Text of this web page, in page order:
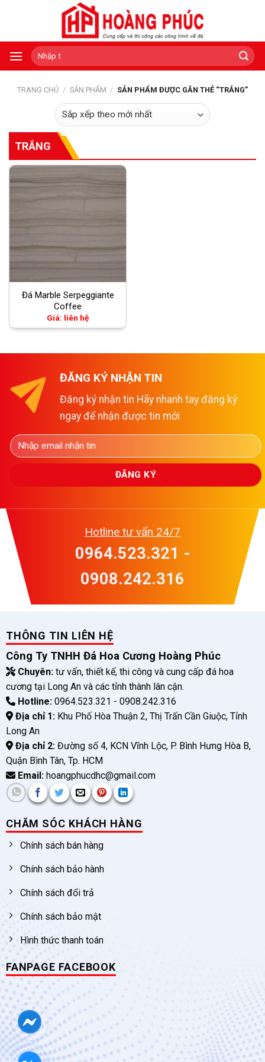
Tìm
kiếm:
TRANG CHỦ / SẢN PHẨM / SẢN PHẨM ĐƯỢC GẮN THẺ “TRẮNG”
TRẮNG
Đá Marble Serpeggiante
Coffee
Giá: liên hệ
ĐĂNG KÝ NHẬN TIN
Đăng ký nhận tin Hãy nhanh tay đăng ký
ngay để nhận được tin mới
Hotline tư vấn 24/7
0964.523.321 -
0908.242.316
THÔNG TIN LIÊN HỆ
Công Ty TNHH Đá Hoa Cương Hoàng Phúc
Chuyên:tư vấn, thiết kế, thi công và cung cấp đá hoa
cương tại Long An và các tỉnh thành lân cận.
Hotline:0964.523.321 - 0908.242.316
Địa chỉ 1:Khu Phố Hòa Thuận 2, Thị Trấn Cần Giuộc, Tỉnh
Long An
Địa chỉ 2:Đường số 4, KCN Vĩnh Lộc, P. Bình Hưng Hòa B,
Quận Bình Tân, Tp. HCM
Email:hoangphucdhc@gmail.com
CHĂM SÓC KHÁCH HÀNG
Chính sách bán hàng
Chính sách bảo hành
Chính sách đổi trả
Chính sách bảo mật
Hình thức thanh toán
FANPAGE FACEBOOK